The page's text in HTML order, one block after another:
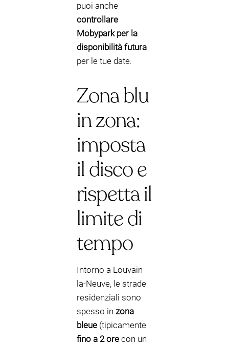
puoi anche
controllare
Mobypark per la
disponibilità futura
per le tue date.
Zona blu
in zona:
imposta
il disco e
rispetta il
limite di
tempo
Intorno a Louvain-
la-Neuve, le strade
residenziali sono
spesso in zona
bleue (tipicamente
fino a 2 ore con un